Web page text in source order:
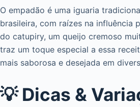
O empadão é uma iguaria
brasileira, com raízes na influência
do catupiry, um queijo cremoso
traz um toque especial a essa
mais saborosa e desejada em
💡 Dicas &